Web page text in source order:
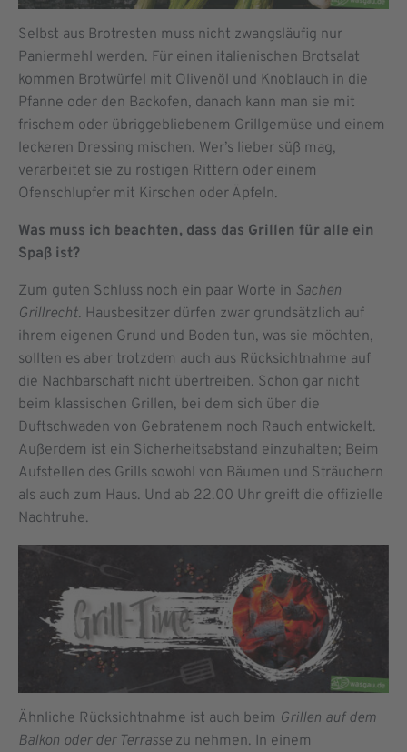
Selbst aus Brotresten muss nicht zwangsläufig nur
Paniermehl werden. Für einen italienischen Brotsalat
kommen Brotwürfel mit Olivenöl und Knoblauch in die
Pfanne oder den Backofen, danach kann man sie mit
frischem oder übriggebliebenem Grillgemüse und einem
leckeren Dressing mischen. Wer’s lieber süß mag,
verarbeitet sie zu rostigen Rittern oder einem
Ofenschlupfer mit Kirschen oder Äpfeln.
Was muss ich beachten, dass das Grillen für alle ein
Spaß ist?
Zum guten Schluss noch ein paar Worte in Sachen
Grillrecht. Hausbesitzer dürfen zwar grundsätzlich auf
ihrem eigenen Grund und Boden tun, was sie möchten,
sollten es aber trotzdem auch aus Rücksichtnahme auf
die Nachbarschaft nicht übertreiben. Schon gar nicht
beim klassischen Grillen, bei dem sich über die
Duftschwaden von Gebratenem noch Rauch entwickelt.
Außerdem ist ein Sicherheitsabstand einzuhalten; Beim
Aufstellen des Grills sowohl von Bäumen und Sträuchern
als auch zum Haus. Und ab 22.00 Uhr greift die offizielle
Nachtruhe.
Ähnliche Rücksichtnahme ist auch beim Grillen auf dem
Balkon oder der Terrasse zu nehmen. In einem